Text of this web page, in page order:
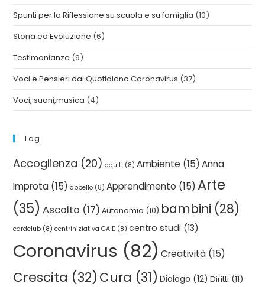
Spunti per la Riflessione su scuola e su famiglia (10)
Storia ed Evoluzione (6)
Testimonianze (9)
Voci e Pensieri dal Quotidiano Coronavirus (37)
Voci, suoni,musica (4)
Tag
Accoglienza (20) adulti (8) Ambiente (15) Anna
Improta (15) appello (8) Apprendimento (15) Arte
(35) Ascolto (17) Autonomia (10) bambini (28)
cardclub (8) centriniziativa GAIE (8) centro studi (13)
Coronavirus (82) Creatività (15)
Crescita (32)Cura (31) Dialogo (12) Diritti (11)